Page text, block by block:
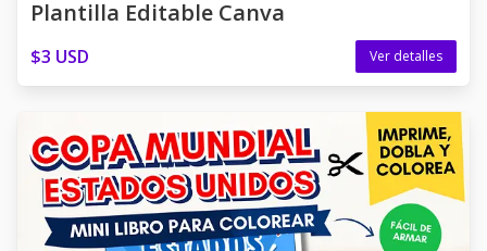
Plantilla Editable Canva
$3 USD Ver detalles